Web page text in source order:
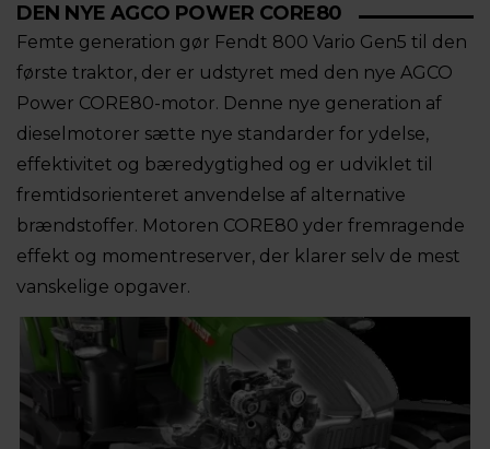
DEN NYE AGCO POWER CORE80
Femte generation gør Fendt 800 Vario Gen5 til den
første traktor, der er udstyret med den nye AGCO
Power CORE80-motor. Denne nye generation af
dieselmotorer sætte nye standarder for ydelse,
effektivitet og bæredygtighed og er udviklet til
fremtidsorienteret anvendelse af alternative
brændstoffer. Motoren CORE80 yder fremragende
effekt og momentreserver, der klarer selv de mest
vanskelige opgaver.